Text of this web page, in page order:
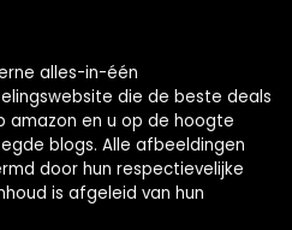
alles-in-één
die de beste deals
amazon en u op de hoogte
blogs. Alle afbeeldingen
door hun respectievelijke
is afgeleid van hun